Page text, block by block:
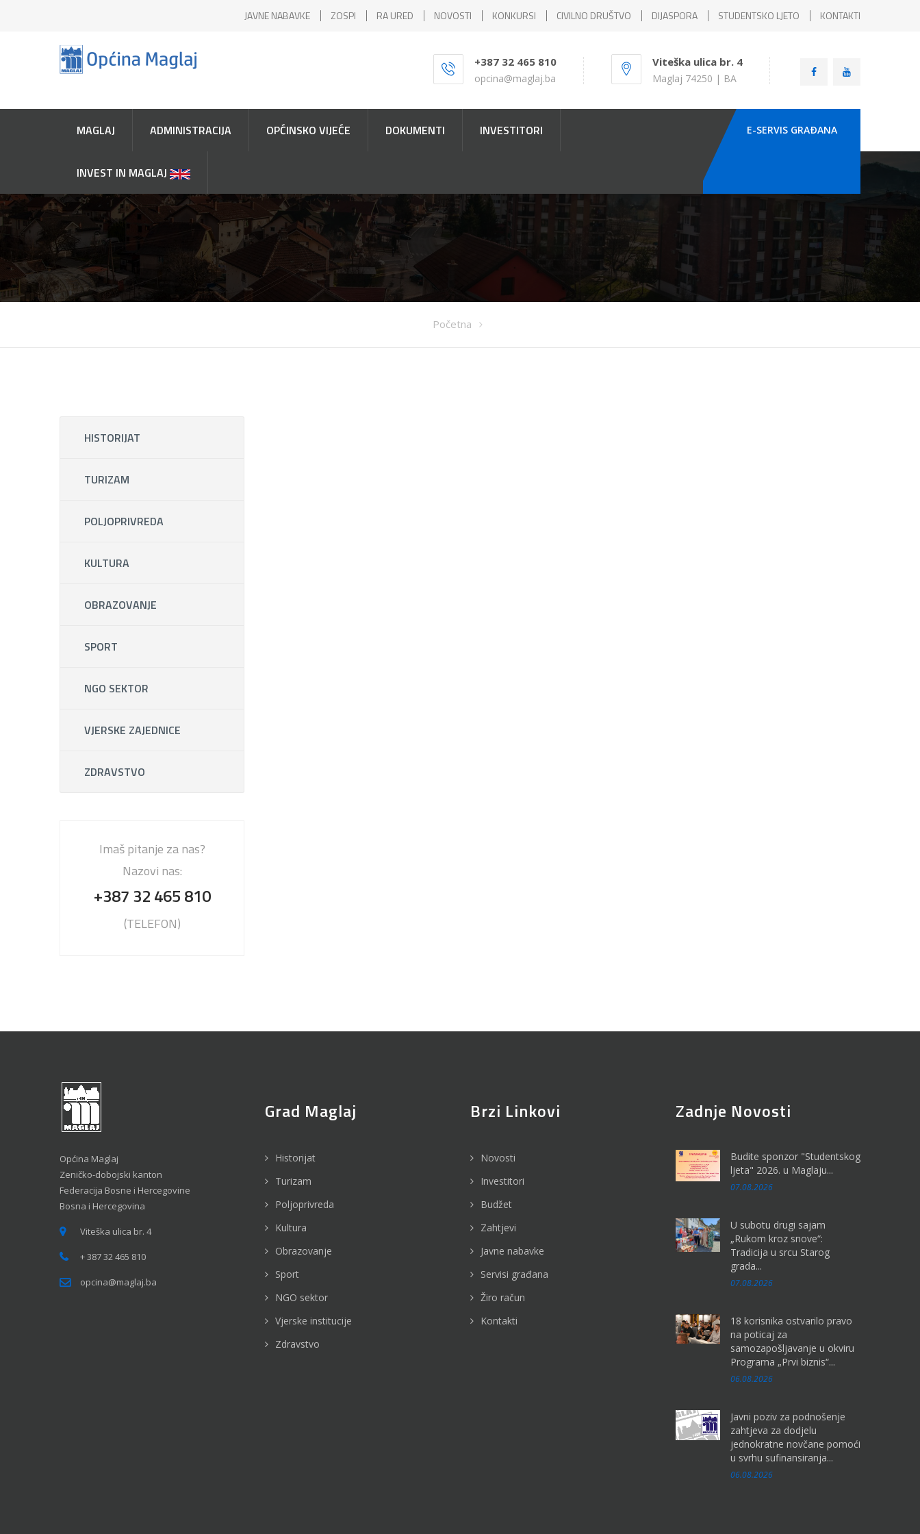
JAVNE NABAVKE ZOSPI RA URED NOVOSTI KONKURSI CIVILNO DRUŠTVO DIJASPORA STUDENTSKO LJETO KONTAKTI
+387 32 465 810
opcina@maglaj.ba
Viteška ulica br. 4
Maglaj 74250 | BA
MAGLAJ ADMINISTRACIJA OPĆINSKO VIJEĆE DOKUMENTI INVESTITORI
INVEST IN MAGLAJ
E-SERVIS GRAÐANA
Početna
HISTORIJAT
TURIZAM
POLJOPRIVREDA
KULTURA
OBRAZOVANJE
SPORT
NGO SEKTOR
VJERSKE ZAJEDNICE
ZDRAVSTVO
Imaš pitanje za nas?
Nazovi nas:
+387 32 465 810
(TELEFON)
Općina Maglaj
Zeničko-dobojski kanton
Federacija Bosne i Hercegovine
Bosna i Hercegovina
Viteška ulica br. 4
+ 387 32 465 810
opcina@maglaj.ba
Grad Maglaj
Historijat
Turizam
Poljoprivreda
Kultura
Obrazovanje
Sport
NGO sektor
Vjerske institucije
Zdravstvo
Brzi Linkovi
Novosti
Investitori
Budžet
Zahtjevi
Javne nabavke
Servisi građana
Žiro račun
Kontakti
Zadnje Novosti
Budite sponzor "Studentskog
ljeta" 2026. u Maglaju...
07.08.2026
U subotu drugi sajam
„Rukom kroz snove“:
Tradicija u srcu Starog
grada...
07.08.2026
18 korisnika ostvarilo pravo
na poticaj za
samozapošljavanje u okviru
Programa „Prvi biznis“...
06.08.2026
Javni poziv za podnošenje
zahtjeva za dodjelu
jednokratne novčane pomoći
u svrhu sufinansiranja...
06.08.2026